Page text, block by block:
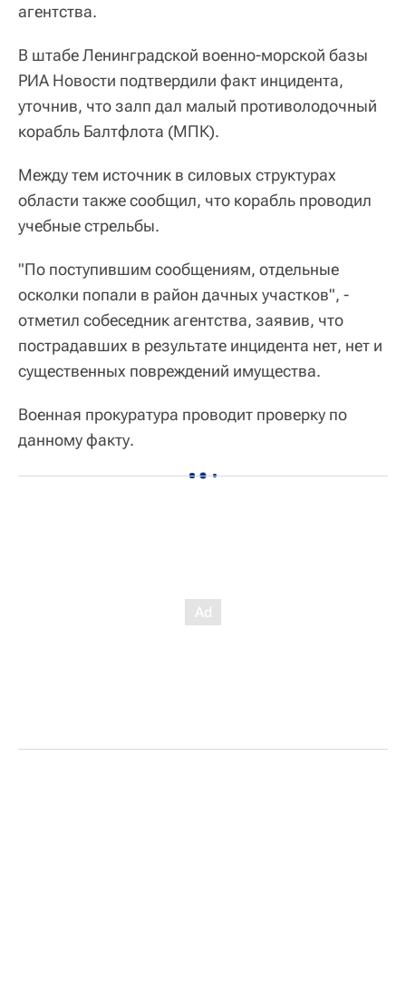
агентства.
В штабе Ленинградской военно-морской базы
РИА Новости подтвердили факт инцидента,
уточнив, что залп дал малый противолодочный
корабль Балтфлота (МПК).
Между тем источник в силовых структурах
области также сообщил, что корабль проводил
учебные стрельбы.
"По поступившим сообщениям, отдельные
осколки попали в район дачных участков", -
отметил собеседник агентства, заявив, что
пострадавших в результате инцидента нет, нет и
существенных повреждений имущества.
Военная прокуратура проводит проверку по
данному факту.